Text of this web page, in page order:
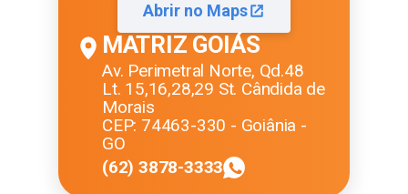
Abrir no Maps
MATRIZ GOIÁS
Av. Perimetral Norte, Qd.48
Lt. 15,16,28,29 St. Cândida de
Morais
CEP: 74463-330 - Goiânia -
GO
(62) 3878-3333